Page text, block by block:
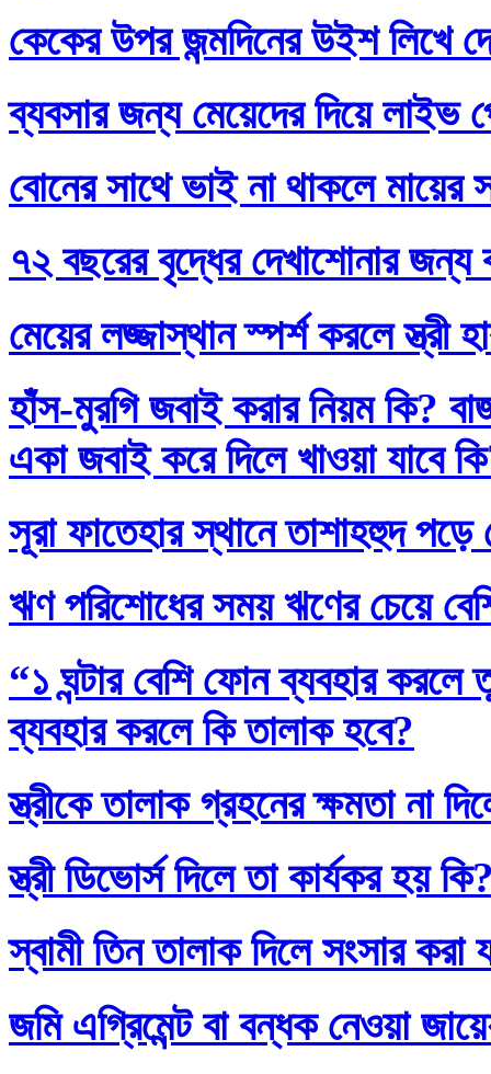
কেকের উপর জন্মদিনের উইশ লিখে
ব্যবসার জন্য মেয়েদের দিয়ে লাইভ
বোনের সাথে ভাই না থাকলে মায়ের
৭২ বছরের বৃদ্ধের দেখাশোনার জন্য
মেয়ের লজ্জাস্থান স্পর্শ করলে স্ত্রী
হাঁস-মুরগি জবাই করার নিয়ম কি?
একা জবাই করে দিলে খাওয়া যাবে
সূরা ফাতেহার স্থানে তাশাহহুদ
ঋণ পরিশোধের সময় ঋণের চেয়ে
“১ ঘন্টার বেশি ফোন ব্যবহার
ব্যবহার করলে কি তালাক হবে?
স্ত্রীকে তালাক গ্রহনের ক্ষমতা না
স্ত্রী ডিভোর্স দিলে তা কার্যকর হয়
স্বামী তিন তালাক দিলে সংসার করা
জমি এগ্রিমেন্ট বা বন্ধক নেওয়া